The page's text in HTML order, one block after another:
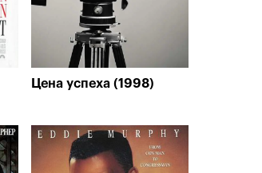
Цена успеха (1998)